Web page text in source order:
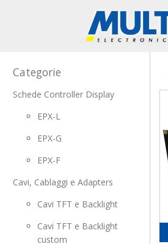
Categorie
Schede Controller Display
EPX-L
EPX-G
EPX-F
Cavi, Cablaggi e Adapters
Cavi TFT e Backlight
Cavi TFT e Backlight
custom